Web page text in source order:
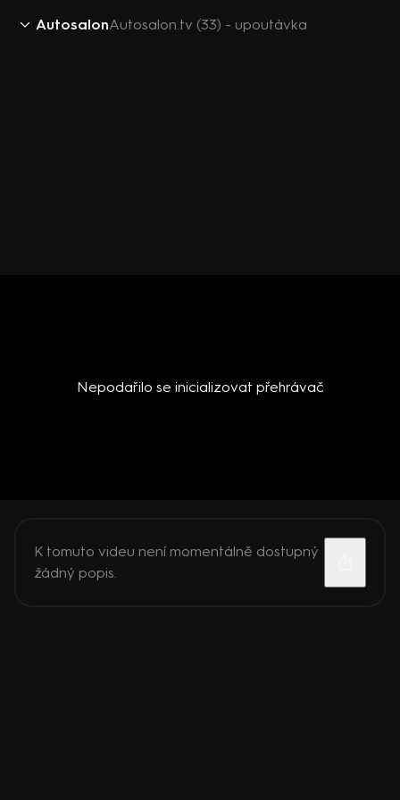
AutosalonAutosalon.tv (33) - upoutávka
Nepodařilo se inicializovat přehrávač
K tomuto videu není momentálně dostupný
žádný popis.